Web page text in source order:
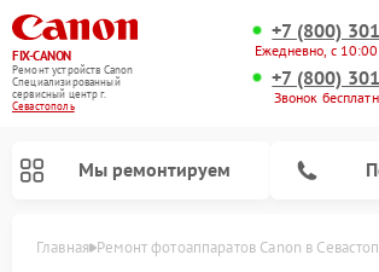
FIX-CANON
Ремонт устройств Canon
Специализированный
cервисный центр г.
Севастополь
+7 (800)
Ежедневно, с
+7 (800)
Звонок
Мы ремонтируем
Главная Ремонт фотоаппаратов Canon в